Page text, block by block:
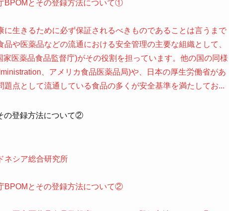
BPOMとその登録方法について①
に生きるために必ず保証されるべきものであることは言うまで
や医薬品などの流通における安全管理の主要な組織として、
医薬品食品監督庁)がその役割を担っています。他の国の同様
、アメリカ食品医薬品局)や、日本の厚生労働省があ
点として流通している食品の多くが安全基準を満たしてお...
の登録方法について②
ネシア総合研究所
BPOMとその登録方法について②